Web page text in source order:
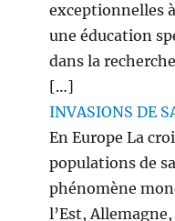
exceptionnelles
une éducation
dans la
[…]
INVASIONS DE
En Europe La
populations de
phénomène
l’Est,